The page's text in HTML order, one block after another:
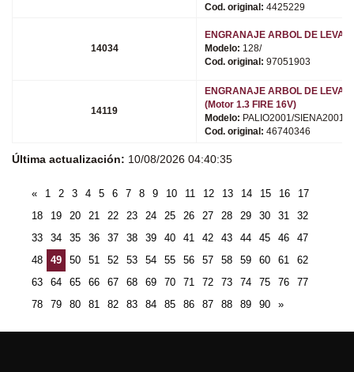
Cod. original: 4425229
14034
ENGRANAJE ARBOL DE LEVAS
Modelo: 128/
Cod. original: 97051903
14119
ENGRANAJE ARBOL DE LEVAS
(Motor 1.3 FIRE 16V)
Modelo: PALIO2001/SIENA2001/
Cod. original: 46740346
Última actualización: 10/08/2026 04:40:35
« 1 2 3 4 5 6 7 8 9 10 11 12 13 14 15 16
17
18
19 20 21 22 23 24 25 26 27 28 29 30 31
32
33
34 35 36 37 38 39 40 41 42 43 44 45 46
47
48
49 50 51 52 53 54 55 56 57 58 59 60 61
62
63
64 65 66 67 68 69 70 71 72 73 74 75 76
77
78
79 80 81 82 83 84 85 86 87 88 89 90 »